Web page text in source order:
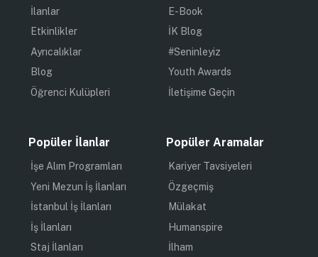
İlanlar
Etkinlikler
Ayrıcalıklar
Blog
Öğrenci Kulüpleri
E-Book
İK Blog
#Seninleyiz
Youth Awards
İletişime Geçin
Popüler İlanlar
İşe Alım Programları
Yeni Mezun İş İlanları
İstanbul İş İlanları
İş İlanları
Staj İlanları
Popüler Aramalar
Kariyer Tavsiyeleri
Özgeçmiş
Mülakat
Humanspire
İlham